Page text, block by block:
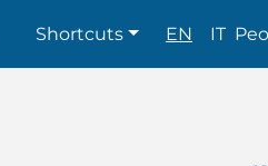
Shortcuts
Shortcuts EN IT